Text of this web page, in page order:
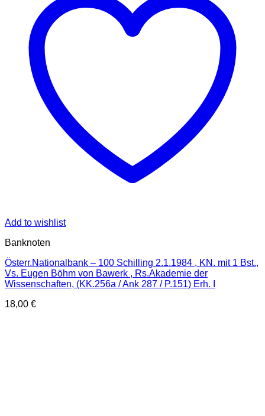
Add to wishlist
Banknoten
Österr.Nationalbank – 100 Schilling 2.1.1984 , KN. mit 1 Bst.,
Vs. Eugen Böhm von Bawerk , Rs.Akademie der
Wissenschaften, (KK.256a / Ank 287 / P.151) Erh. I
18,00 €